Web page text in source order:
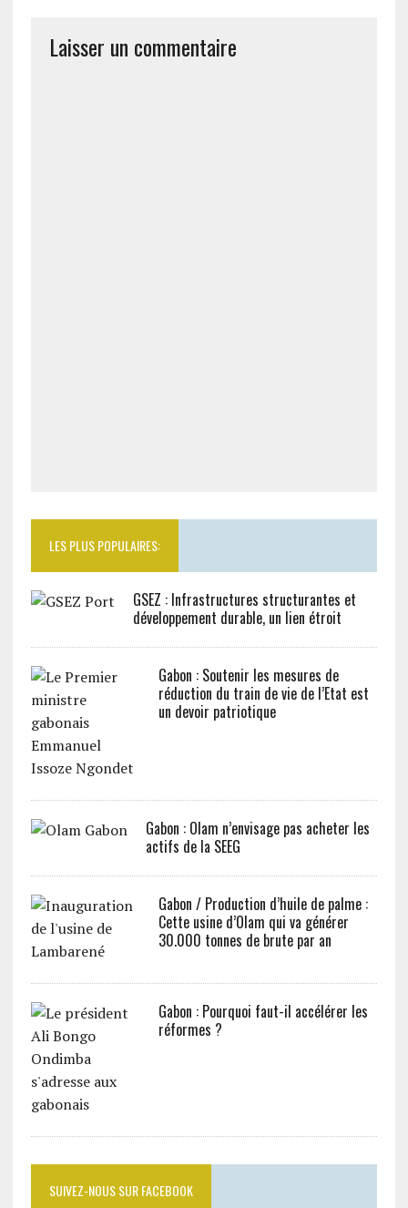
Laisser un commentaire
LES PLUS POPULAIRES:
GSEZ : Infrastructures structurantes et
développement durable, un lien étroit
Gabon : Soutenir les mesures de
réduction du train de vie de l’Etat est
un devoir patriotique
Gabon : Olam n’envisage pas acheter les
actifs de la SEEG
Gabon / Production d’huile de palme :
Cette usine d’Olam qui va générer
30.000 tonnes de brute par an
Gabon : Pourquoi faut-il accélérer les
réformes ?
SUIVEZ-NOUS SUR FACEBOOK